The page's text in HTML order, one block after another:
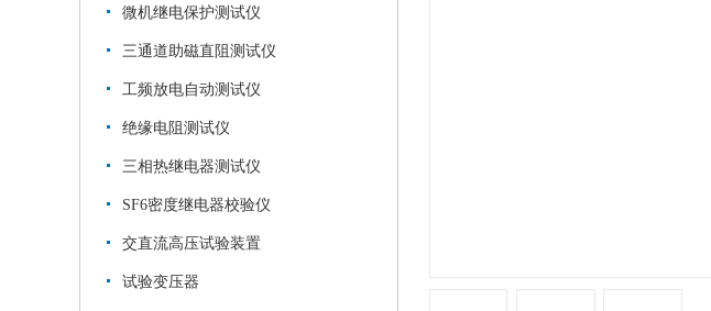
微机继电保护测试仪
三通道助磁直阻测试仪
工频放电自动测试仪
绝缘电阻测试仪
三相热继电器测试仪
SF6密度继电器校验仪
交直流高压试验装置
试验变压器